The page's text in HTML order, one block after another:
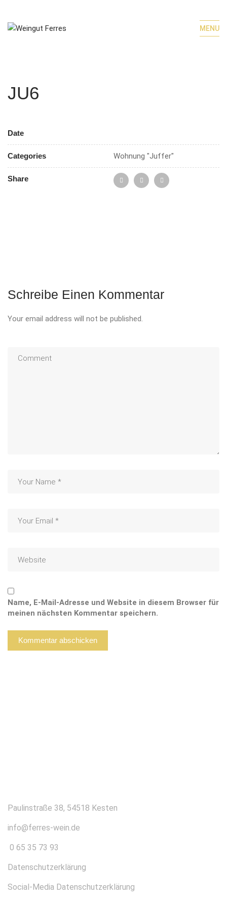
MENU
JU6
Date
Categories Wohnung "Juffer"
Share
Schreibe Einen Kommentar
Your email address will not be published.
Name, E-Mail-Adresse und Website in diesem Browser für
meinen nächsten Kommentar speichern.
Paulinstraße 38, 54518 Kesten
info@ferres-wein.de
0 65 35 73 93
Datenschutzerklärung
Social-Media Datenschutzerklärung